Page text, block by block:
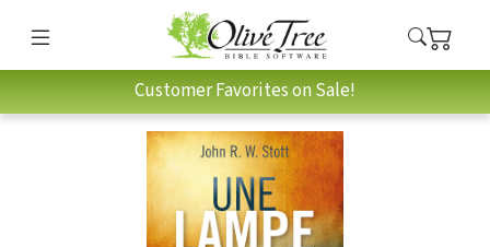
Customer Favorites on Sale!